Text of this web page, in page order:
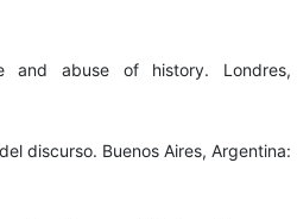
and abuse of history. Londres,
discurso. Buenos Aires, Argentina: